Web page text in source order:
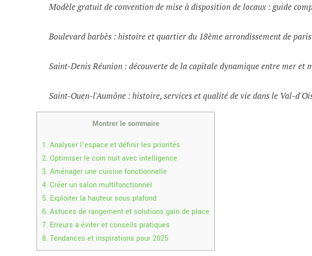
Modèle gratuit de convention de mise à disposition de locaux : guide
Boulevard barbès : histoire et quartier du 18ème arrondissement de paris
Saint-Denis Réunion : découverte de la capitale dynamique entre mer et
Saint-Ouen-l'Aumône : histoire, services et qualité de vie dans le Val-
Montrer le sommaire
1. Analyser l’espace et définir les priorités
2. Optimiser le coin nuit avec intelligence
3. Aménager une cuisine fonctionnelle
4. Créer un salon multifonctionnel
5. Exploiter la hauteur sous plafond
6. Astuces de rangement et solutions gain de place
7. Erreurs à éviter et conseils pratiques
8. Tendances et inspirations pour 2025